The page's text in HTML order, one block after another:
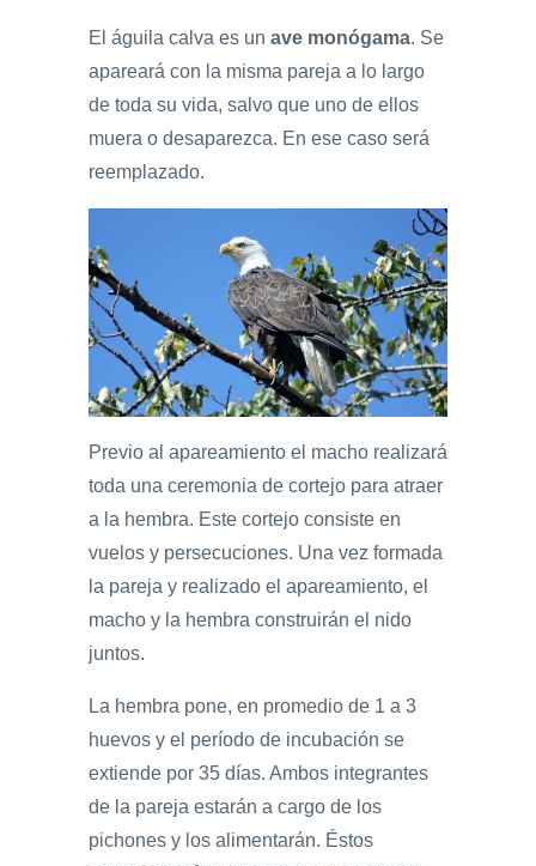
El águila calva es un ave monógama. Se
apareará con la misma pareja a lo largo
de toda su vida, salvo que uno de ellos
muera o desaparezca. En ese caso será
reemplazado.
Previo al apareamiento el macho realizará
toda una ceremonia de cortejo para atraer
a la hembra. Este cortejo consiste en
vuelos y persecuciones. Una vez formada
la pareja y realizado el apareamiento, el
macho y la hembra construirán el nido
juntos.
La hembra pone, en promedio de 1 a 3
huevos y el período de incubación se
extiende por 35 días. Ambos integrantes
de la pareja estarán a cargo de los
pichones y los alimentarán. Éstos